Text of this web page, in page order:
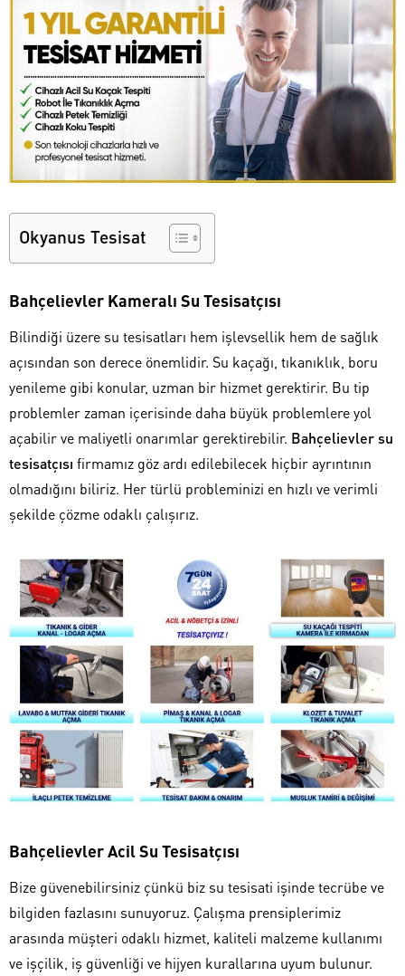
Okyanus Tesisat
Bahçelievler Kameralı Su Tesisatçısı
Bilindiği üzere su tesisatları hem işlevsellik hem de sağlık
açısından son derece önemlidir. Su kaçağı, tıkanıklık, boru
yenileme gibi konular, uzman bir hizmet gerektirir. Bu tip
problemler zaman içerisinde daha büyük problemlere yol
açabilir ve maliyetli onarımlar gerektirebilir. Bahçelievler su
tesisatçısı firmamız göz ardı edilebilecek hiçbir ayrıntının
olmadığını biliriz. Her türlü probleminizi en hızlı ve verimli
şekilde çözme odaklı çalışırız.
Bahçelievler Acil Su Tesisatçısı
Bize güvenebilirsiniz çünkü biz su tesisati işinde tecrübe ve
bilgiden fazlasını sunuyoruz. Çalışma prensiplerimiz
arasında müşteri odaklı hizmet, kaliteli malzeme kullanımı
ve işçilik, iş güvenliği ve hijyen kurallarına uyum bulunur.